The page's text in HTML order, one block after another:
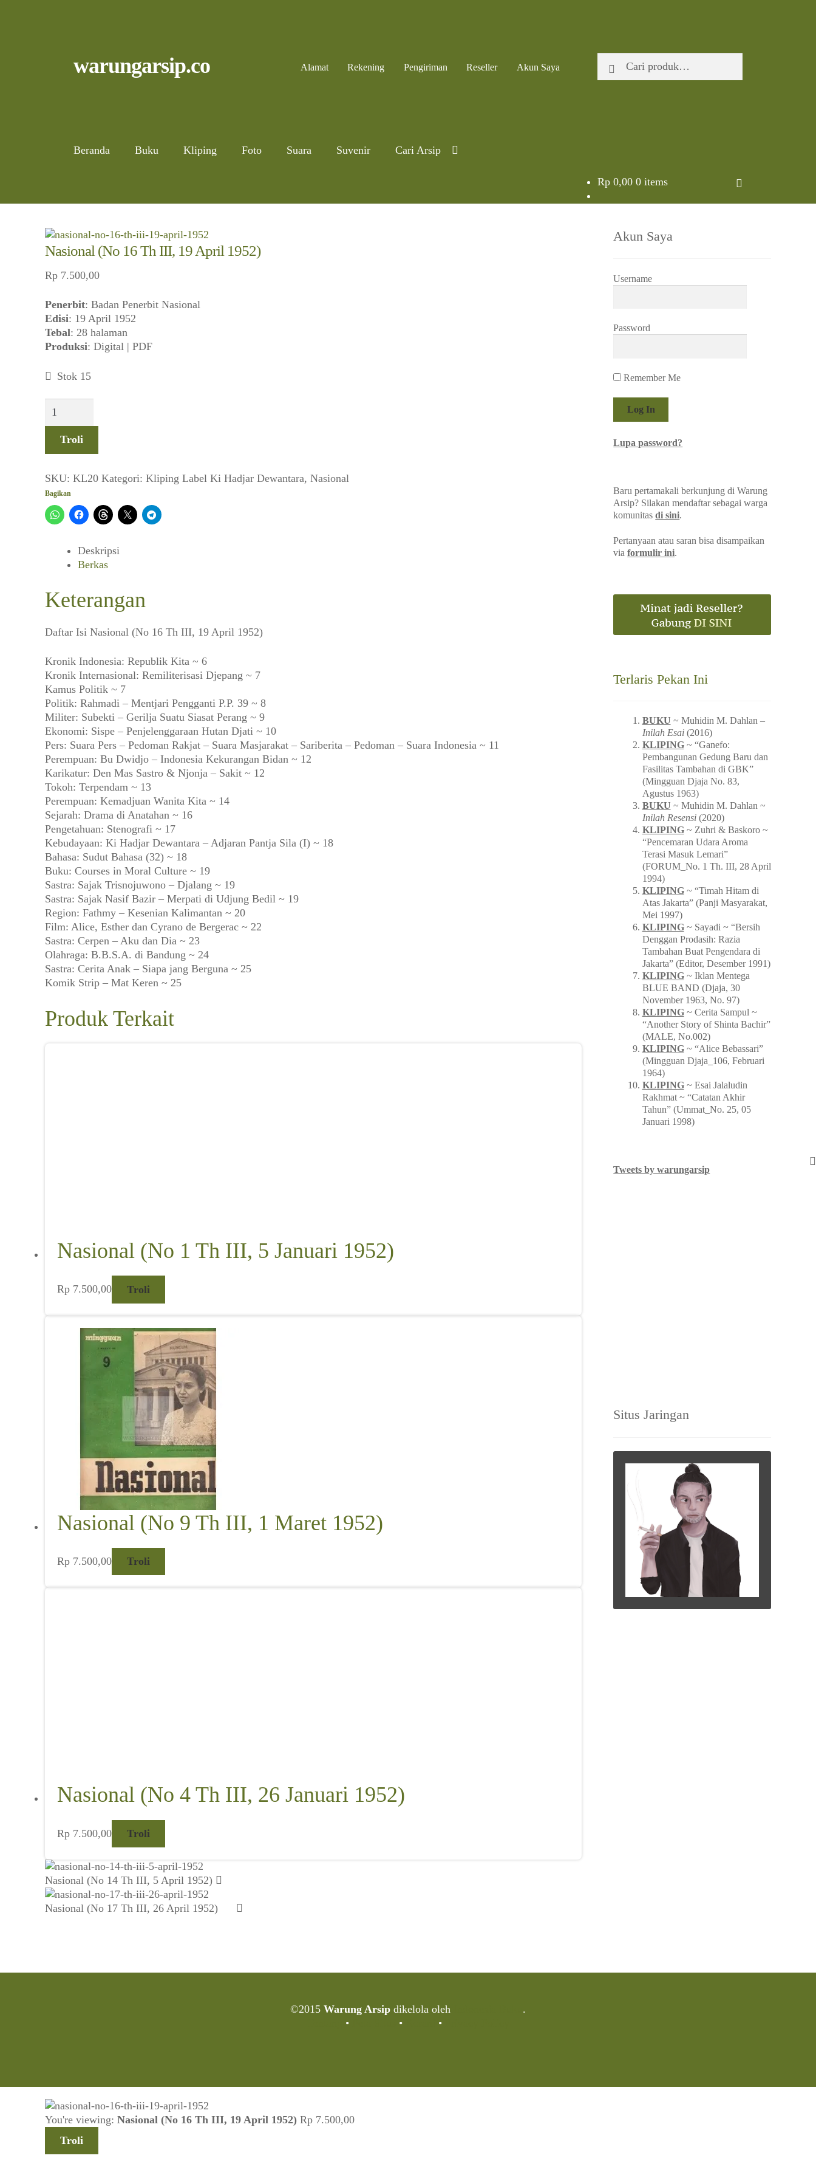
to
to
warungarsip.co Alamat Rekening Pengiriman Reseller Akun Saya
untuk:
Beranda Buku Kliping Foto Suara Suvenir Cari Arsip
Rp0,00 0 items
Nasional (No 16 Th III, 19 April 1952)
Rp7.500,00
Penerbit: Badan Penerbit Nasional
Edisi: 19 April 1952
Tebal: 28 halaman
Produksi: Digital | PDF
Stok 15
Nasional
(No
III,
19
April
1952)
Troli
SKU: KL20 Kategori: Kliping Label Ki Hadjar Dewantara, Nasional
Bagikan
Deskripsi
Berkas
Keterangan
Daftar Isi Nasional (No 16 Th III, 19 April 1952)
Kronik Indonesia: Republik Kita ~ 6
Kronik Internasional: Remiliterisasi Djepang ~ 7
Kamus Politik ~ 7
Politik: Rahmadi – Mentjari Pengganti P.P. 39 ~ 8
Militer: Subekti – Gerilja Suatu Siasat Perang ~ 9
Ekonomi: Sispe – Penjelenggaraan Hutan Djati ~ 10
Pers: Suara Pers – Pedoman Rakjat – Suara Masjarakat – Sariberita – Pedoman – Suara Indonesia ~ 11
Perempuan: Bu Dwidjo – Indonesia Kekurangan Bidan ~ 12
Karikatur: Den Mas Sastro & Njonja – Sakit ~ 12
Tokoh: Terpendam ~ 13
Perempuan: Kemadjuan Wanita Kita ~ 14
Sejarah: Drama di Anatahan ~ 16
Pengetahuan: Stenografi ~ 17
Kebudayaan: Ki Hadjar Dewantara – Adjaran Pantja Sila (I) ~ 18
Bahasa: Sudut Bahasa (32) ~ 18
Buku: Courses in Moral Culture ~ 19
Sastra: Sajak Trisnojuwono – Djalang ~ 19
Sastra: Sajak Nasif Bazir – Merpati di Udjung Bedil ~ 19
Region: Fathmy – Kesenian Kalimantan ~ 20
Film: Alice, Esther dan Cyrano de Bergerac ~ 22
Sastra: Cerpen – Aku dan Dia ~ 23
Olahraga: B.B.S.A. di Bandung ~ 24
Sastra: Cerita Anak – Siapa jang Berguna ~ 25
Komik Strip – Mat Keren ~ 25
Produk Terkait
Nasional (No 1 Th III, 5 Januari 1952)
Rp7.500,00 Troli
Nasional (No 9 Th III, 1 Maret 1952)
Rp7.500,00 Troli
Nasional (No 4 Th III, 26 Januari 1952)
Rp7.500,00 Troli
Nasional (No 14 Th III, 5 April 1952)
Nasional (No 17 Th III, 26 April 1952)
Akun Saya
Username
Password
Remember Me
Lupa password?
Baru pertamakali berkunjung di Warung
Arsip? Silakan mendaftar sebagai warga
komunitasdi sini.
Pertanyaan atau saran bisa disampaikan
viaformulir ini.
Terlaris Pekan Ini
BUKU ~ Muhidin M. Dahlan –
Inilah Esai(2016)
KLIPING~ “Ganefo:
Pembangunan Gedung Baru dan
Fasilitas Tambahan di GBK”
(Mingguan Djaja No. 83,
Agustus 1963)
BUKU ~ Muhidin M. Dahlan ~
Inilah Resensi(2020)
KLIPING~ Zuhri & Baskoro ~
“Pencemaran Udara Aroma
Terasi Masuk Lemari”
(FORUM_No. 1 Th. III, 28 April
1994)
KLIPING~ “Timah Hitam di
Atas Jakarta” (Panji Masyarakat,
Mei 1997)
KLIPING~ Sayadi ~ “Bersih
Denggan Prodasih: Razia
Tambahan Buat Pengendara di
Jakarta” (Editor, Desember 1991)
KLIPING~ Iklan Mentega
BLUE BAND (Djaja, 30
November 1963, No. 97)
KLIPING~ Cerita Sampul ~
“Another Story of Shinta Bachir”
(MALE, No.002)
KLIPING~ “Alice Bebassari”
(Mingguan Djaja_106, Februari
1964)
KLIPING~ Esai Jalaludin
Rakhmat ~ “Catatan Akhir
Tahun” (Ummat_No. 25, 05
Januari 1998)
Tweets by warungarsip
Situs Jaringan
©2015 Warung Arsip dikelola oleh
.
• • •
You're viewing: Nasional (No 16 Th III, 19 April 1952) Rp7.500,00
Troli